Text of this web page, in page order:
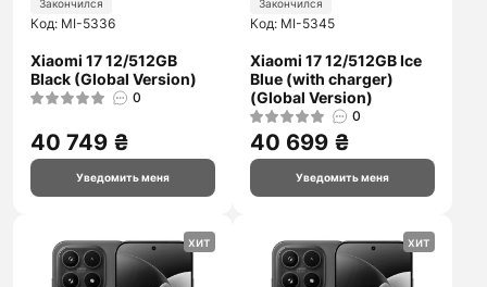
Закончился
Код: MI-5336
Xiaomi 17 12/512GB
Black (Global Version)
0
40 749 ₴
Уведомить меня
Закончился
Код: MI-5345
Xiaomi 17 12/512GB Ice
Blue (with charger)
(Global Version)
0
40 699 ₴
Уведомить меня
хит хит